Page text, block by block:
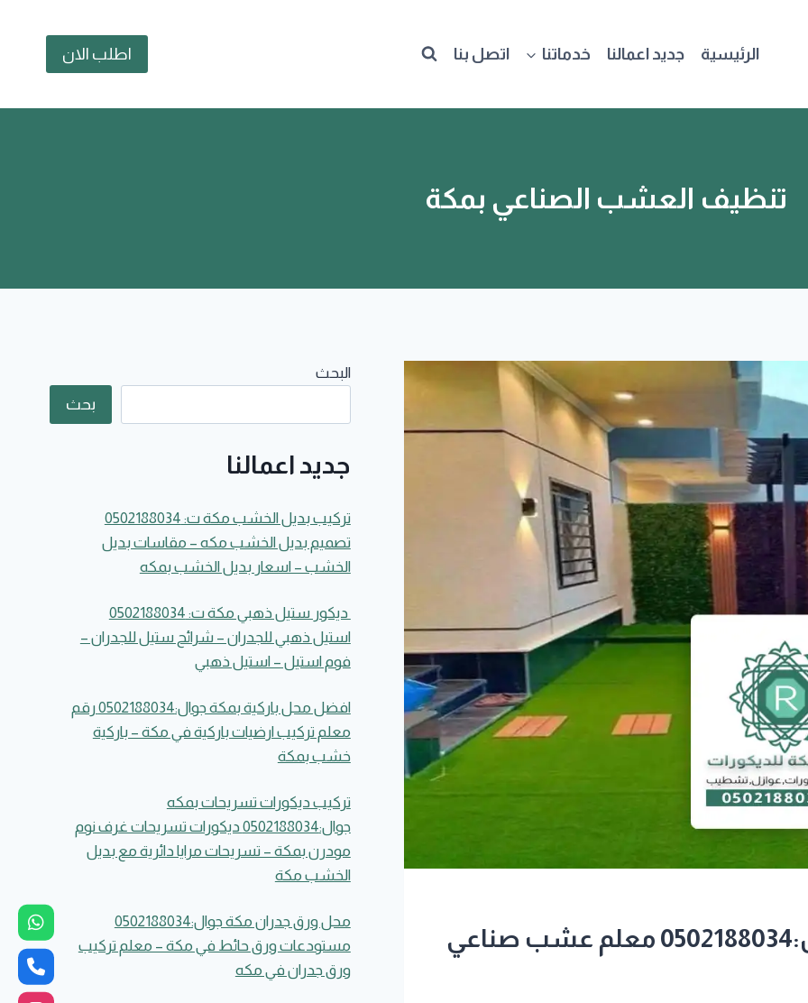
الرئيسية جديد اعمالنا خدماتنا اتصل بنا اطلب الان
تنظيف العشب الصناعي بمكة
تركيب عشب صناعي بمكة جوال:0502188034 معلم عشب صناعي
البحث
بحث
جديد اعمالنا
تركيب بديل الخشب مكة ت: 0502188034
تصميم بديل الخشب مكه – مقاسات بديل
الخشب – اسعار بديل الخشب بمكه
ديكور ستيل ذهبي مكة ت: 0502188034
استيل ذهبي للجدران – شرائح ستيل للجدران –
فوم استيل – استيل ذهبي
افضل محل باركية بمكة جوال:0502188034 رقم
معلم تركيب ارضيات باركية في مكة – باركية
خشب بمكة
تركيب ديكورات تسريحات بمكه
جوال:0502188034 ديكورات تسريحات غرف نوم
مودرن بمكة – تسريحات مرايا دائرية مع بديل
الخشب مكة
محل ورق جدران مكة جوال:0502188034
مستودعات ورق حائط في مكة – معلم تركيب
ورق جدران في مكه